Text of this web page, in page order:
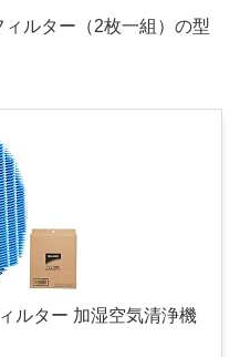
ルター（2枚一組）の型
ルター 加湿空気清浄機